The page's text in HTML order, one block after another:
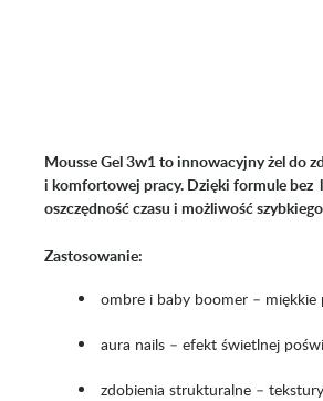
Mousse Gel 3w1 to innowacyjny żel do
i komfortowej pracy. Dzięki formule bez
oszczędność czasu i możliwość
Zastosowanie:
ombre i baby boomer – miękkie
aura nails – efekt świetlnej
zdobienia strukturalne –